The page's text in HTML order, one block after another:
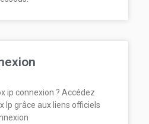
ip connexion ? Accédez
Ip grâce aux liens officiels